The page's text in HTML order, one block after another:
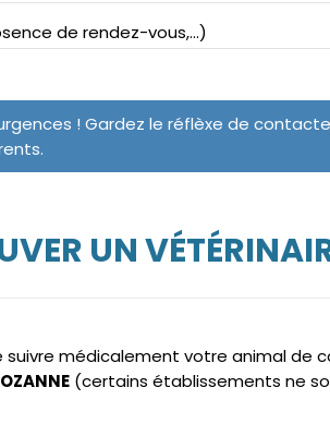
de rendez-vous,...)
! Gardez le réflèxe de
UN
suivre médicalement votre animal de
(certains établissements ne